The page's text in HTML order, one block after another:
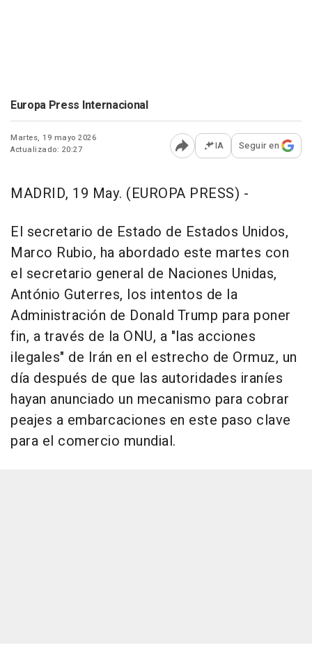
Europa Press Internacional
Martes, 19 mayo 2026
Actualizado: 20:27
Abrir opciones para
IA Seguir en
MADRID, 19 May. (EUROPA PRESS) -
El secretario de Estado de Estados Unidos,
Marco Rubio, ha abordado este martes con
el secretario general de Naciones Unidas,
António Guterres, los intentos de la
Administración de Donald Trump para poner
fin, a través de la ONU, a "las acciones
ilegales" de Irán en el estrecho de Ormuz, un
día después de que las autoridades iraníes
hayan anunciado un mecanismo para cobrar
peajes a embarcaciones en este paso clave
para el comercio mundial.